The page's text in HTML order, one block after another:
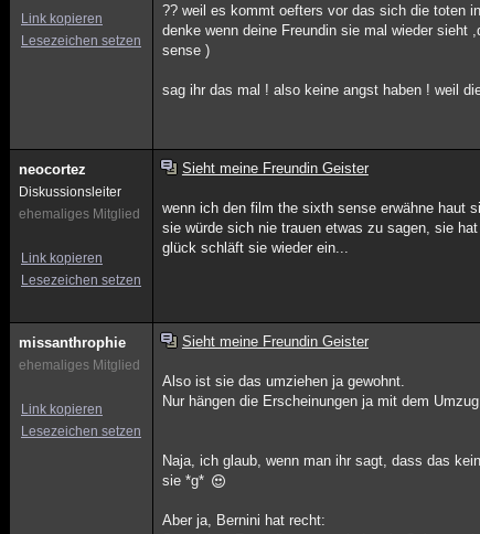
Link kopieren
Lesezeichen setzen
?? weil es kommt oefters vor das sich die toten
denke wenn deine Freundin sie mal wieder
sense )
sag ihr das mal ! also keine angst haben ! weil
neocortez
Diskussionsleiter
ehemaliges Mitglied
Link kopieren
Lesezeichen setzen
Sieht meine Freundin Geister
wenn ich den film the sixth sense erwähne haut
sie würde sich nie trauen etwas zu sagen, sie
glück schläft sie wieder ein...
missanthrophie
ehemaliges Mitglied
Link kopieren
Lesezeichen setzen
Sieht meine Freundin Geister
Also ist sie das umziehen ja gewohnt.
Nur hängen die Erscheinungen ja mit dem
Naja, ich glaub, wenn man ihr sagt, dass das
sie *g*
Aber ja, Bernini hat recht: